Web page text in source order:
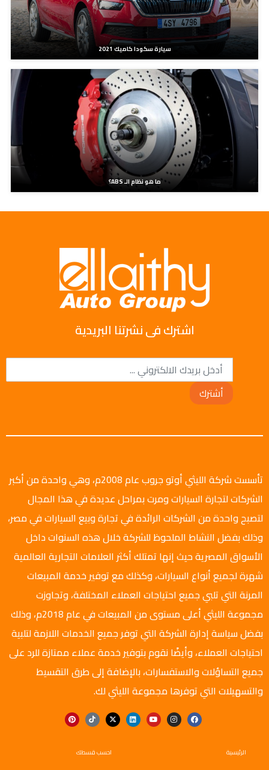
سيارة سكودا كاميك 2021
ما هو نظام الـ ABS؟
اشترك فى نشرتنا البريدية
أشترك
تأسست شركة الليثي أوتو جروب عام 2008م، وهي واحدة من أكبر
الشركات لتجارة السيارات ومرت بمراحل عديدة في هذا المجال
لتصبح واحدة من الشركات الرائدة في تجارة وبيع السيارات في مصر،
وذلك بفضل النشاط الملحوظ للشركة خلال هذه السنوات داخل
الأسواق المصرية حيث إنها تمتلك أكثر العلامات التجارية العالمية
شهرة لجميع أنواع السيارات، وكذلك مع توفير خدمة المبيعات
المرنة التي تلبي جميع احتياجات العملاء المختلفة، وتجاوزت
مجموعة الليثي أعلى مستوى من المبيعات في عام 2018م، وذلك
بفضل سياسة إدارة الشركة التي توفر جميع الخدمات اللازمة لتلبية
احتياجات العملاء، وأيضًا نقوم بتوفير خدمة عملاء ممتازة للرد على
جميع التساؤلات والاستفسارات، بالإضافة إلى طرق التقسيط
والتسهيلات التي توفرها مجموعة الليثي لك.
الرئيسية احسب قسطك